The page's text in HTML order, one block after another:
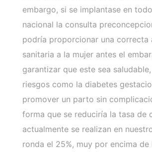
embargo, si se implantase en
nacional la consulta
podría proporcionar una correcta
sanitaria a la mujer antes el
garantizar que este sea
riesgos como la diabetes
promover un parto sin
forma que se reduciría la tasa de
actualmente se realizan en
ronda el 25%, muy por encima de